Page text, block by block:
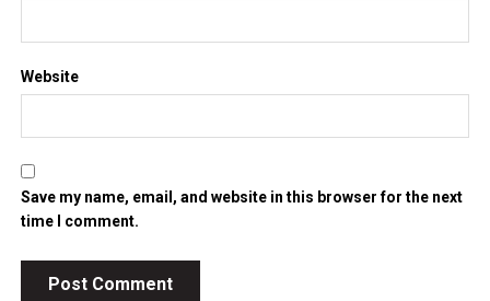
Website
Save my name, email, and website in this browser for the next
time I comment.